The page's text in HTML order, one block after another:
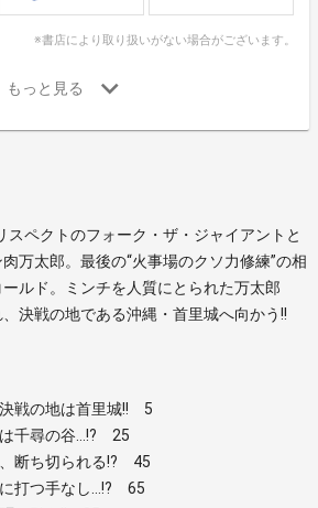
※書店により取り扱いがない場合がございます。
スペクトのフォーク・ザ・ジャイアントと
万太郎。最後の“火事場のクソ力修練”の相
ルド。ミンチを人質にとられた万太郎
決戦の地である沖縄・首里城へ向かう!!
戦の地は首里城!! 5
千尋の谷…!? 25
断ち切られる!? 45
打つ手なし…!? 65